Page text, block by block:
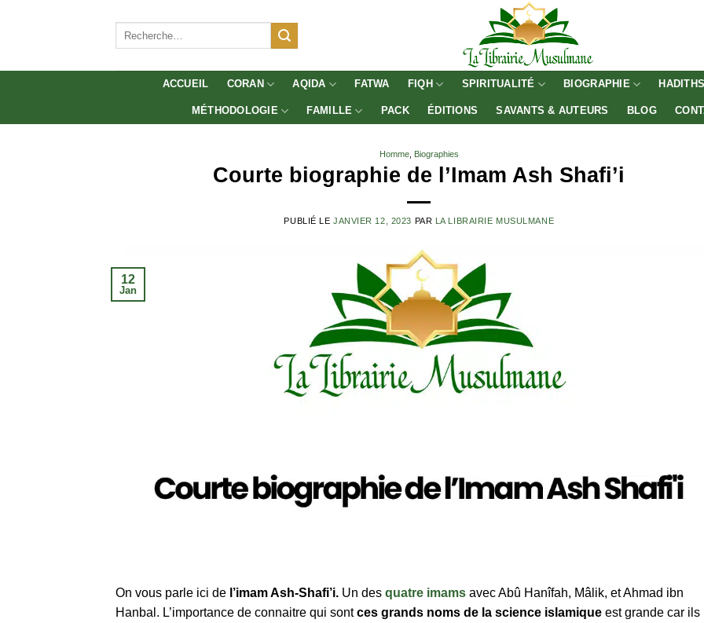
ACCUEIL CORAN AQIDA FATWA FIQH SPIRITUALITÉ BIOGRAPHIE HADITHS
MÉTHODOLOGIE FAMILLE PACK ÉDITIONS SAVANTS & AUTEURS BLOG
Homme, Biographies
Courte biographie de l’Imam Ash Shafi’i
PUBLIÉ LE JANVIER 12, 2023 PAR LA LIBRAIRIE MUSULMANE
12
Jan
On vous parle ici de l’imam Ash-Shafi’i. Un des quatre imams avec Abû Hanîfah, Mâlik, et Ahmad ibn
Hanbal. L’importance de connaitre qui sontces grands noms de la science islamique est grande car ils